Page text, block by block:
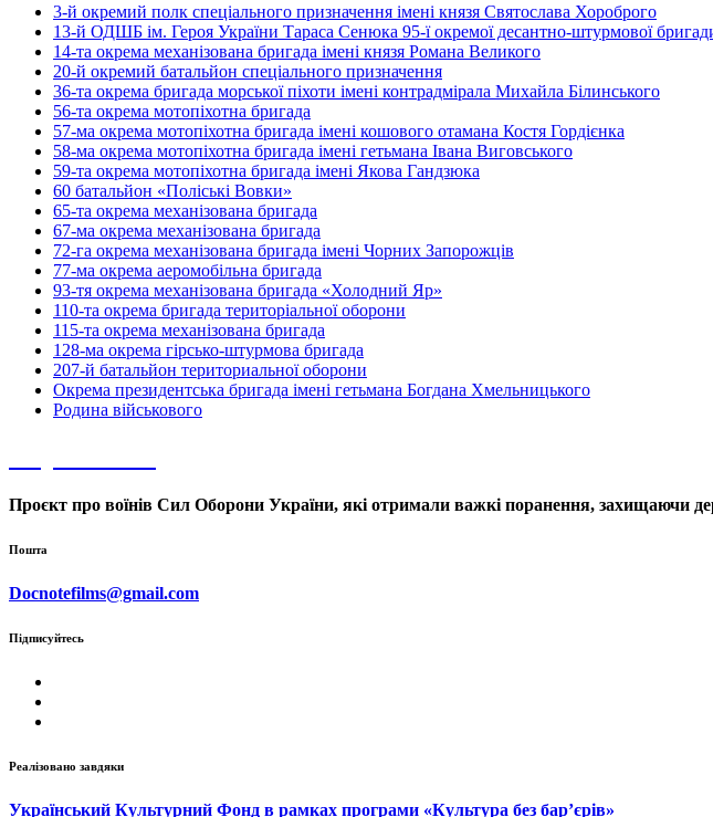
3-й окремий полк спеціального призначення імені князя Святослава Хороброго
13-й ОДШБ ім. Героя України Тараса Сенюка 95-ї окремої десантно-штурмової
14-та окрема механізована бригада імені князя Романа Великого
20-й окремий батальйон спеціального призначення
36-та окрема бригада морської піхоти імені контрадмірала Михайла Білинського
56-та окрема мотопіхотна бригада
57-ма окрема мотопіхотна бригада імені кошового отамана Костя Гордієнка
58-ма окрема мотопіхотна бригада імені гетьмана Івана Виговського
59-та окрема мотопіхотна бригада імені Якова Гандзюка
60 батальйон «Поліські Вовки»
65-та окрема механізована бригада
67-ма окрема механізована бригада
72-га окрема механізована бригада імені Чорних Запорожців
77-ма окрема аеромобільна бригада
93-тя окрема механізована бригада «Холодний Яр»
110-та окрема бригада територіальної оборони
115-та окрема механізована бригада
128-ма окрема гірсько-штурмова бригада
207-й батальйон териториальної оборони
Окрема президентська бригада імені гетьмана Богдана Хмельницького
Родина військового
Проєкт про воїнів Сил Оборони України, які отримали важкі поранення, захищаючи
Пошта
Docnotefilms@gmail.com
Підписуйтесь
Реалізовано завдяки
Український Культурний Фонд в рамках програми «Культура без бар’єрів»